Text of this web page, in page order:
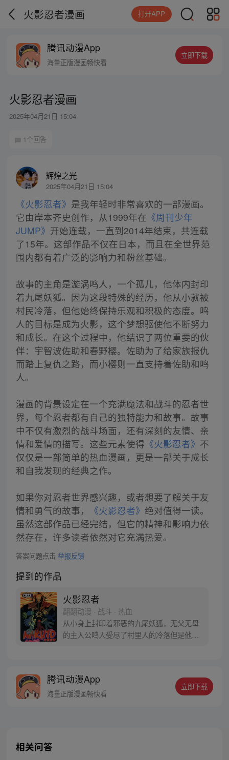
火影忍者漫画 打开APP
腾讯动漫App
海量正版漫画畅快看
立即下载
火影忍者漫画
2025年04月21日 15:04
1个回答
辉煌之光
2025年04月21日 15:04
《火影忍者》 是我年轻时非常喜欢的一部漫画。
它由岸本齐史创作，从1999年在 《周刊少年
JUMP》 开始连载，一直到2014年结束，共连载
了15年。这部作品不仅在日本，而且在全世界范
围内都有着广泛的影响力和粉丝基础。
故事的主角是漩涡鸣人，一个孤儿，他体内封印
着九尾妖狐。因为这段特殊的经历，他从小就被
村民冷落，但他始终保持乐观和积极的态度。鸣
人的目标是成为火影，这个梦想驱使他不断努力
和成长。在这个过程中，他结识了两位重要的伙
伴：宇智波佐助和春野樱。佐助为了给家族报仇
而踏上复仇之路，而小樱则一直支持着佐助和鸣
人。
漫画的背景设定在一个充满魔法和战斗的忍者世
界，每个忍者都有自己的独特能力和故事。故事
中不仅有激烈的战斗场面，还有深刻的友情、亲
情和爱情的描写。这些元素使得 《火影忍者》 不
仅仅是一部简单的热血漫画，更是一部关于成长
和自我发现的经典之作。
如果你对忍者世界感兴趣，或者想要了解关于友
情和勇气的故事，
《火影忍者》 绝对值得一读。
虽然这部作品已经完结，但它的精神和影响力依
然存在，许多读者依然对它充满热爱。
答案问题点击 举报反馈
提到的作品
火影忍者
翻翻动漫 · 战斗 · 热血
从小身上封印着邪恶的九尾妖狐，无父无母
的主人公鸣人受尽了村里人的冷落但是他却
性格才没有变得扭曲，他总是干劲十足，面
对这种并不乐观的现实，他依然嘻嘻哈哈，
腾讯动漫App
海量正版漫画畅快看
立即下载
相关问答